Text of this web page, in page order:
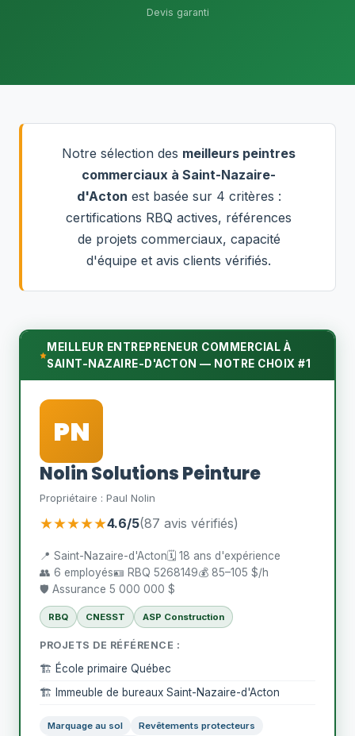
Devis garanti
Notre sélection des meilleurs peintres
commerciaux à Saint-Nazaire-
d'Acton est basée sur 4 critères :
certifications RBQ actives, références
de projets commerciaux, capacité
d'équipe et avis clients vérifiés.
MEILLEUR ENTREPRENEUR COMMERCIAL À
SAINT-NAZAIRE-D'ACTON — NOTRE CHOIX #1
PN
Nolin Solutions Peinture
Propriétaire : Paul Nolin
★★★★★4.6/5(87 avis vérifiés)
📍 Saint-Nazaire-d'Acton🗓️ 18 ans d'expérience
👥 6 employés🪪 RBQ 5268149💰 85–105 $/h
🛡️ Assurance 5 000 000 $
RBQ CNESST ASP Construction
PROJETS DE RÉFÉRENCE :
🏗️ École primaire Québec
🏗️ Immeuble de bureaux Saint-Nazaire-d'Acton
Marquage au sol
Revêtements protecteurs